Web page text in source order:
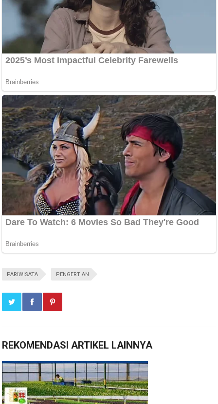
PARIWISATA PENGERTIAN
REKOMENDASI ARTIKEL LAINNYA